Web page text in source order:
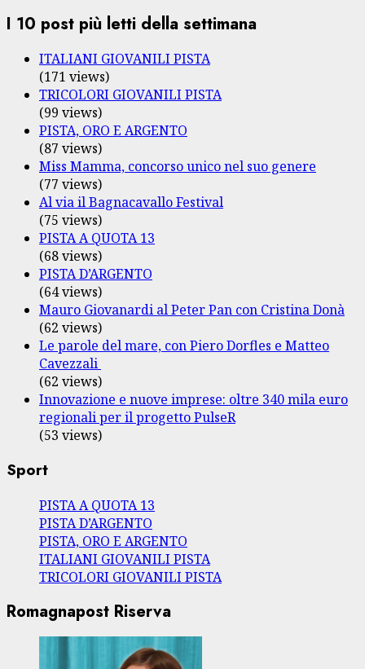
I 10 post più letti della settimana
ITALIANI GIOVANILI PISTA
(171 views)
TRICOLORI GIOVANILI PISTA
(99 views)
PISTA, ORO E ARGENTO
(87 views)
Miss Mamma, concorso unico nel suo genere
(77 views)
Al via il Bagnacavallo Festival
(75 views)
PISTA A QUOTA 13
(68 views)
PISTA D’ARGENTO
(64 views)
Mauro Giovanardi al Peter Pan con Cristina Donà
(62 views)
Le parole del mare, con Piero Dorfles e Matteo
Cavezzali
(62 views)
Innovazione e nuove imprese: oltre 340 mila euro
regionali per il progetto PulseR
(53 views)
Sport
PISTA A QUOTA 13
PISTA D’ARGENTO
PISTA, ORO E ARGENTO
ITALIANI GIOVANILI PISTA
TRICOLORI GIOVANILI PISTA
Romagnapost Riserva